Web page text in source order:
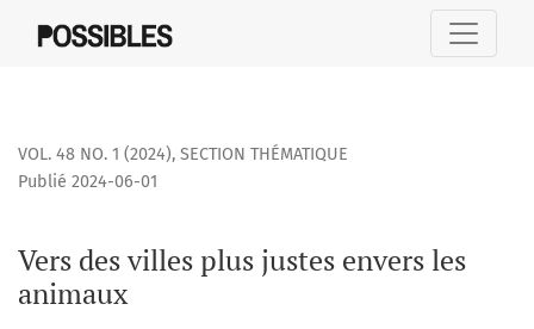
VOL. 48 NO. 1 (2024), SECTION THÉMATIQUE
Vers des villes plus justes envers les
animaux
Publié 2024-06-01